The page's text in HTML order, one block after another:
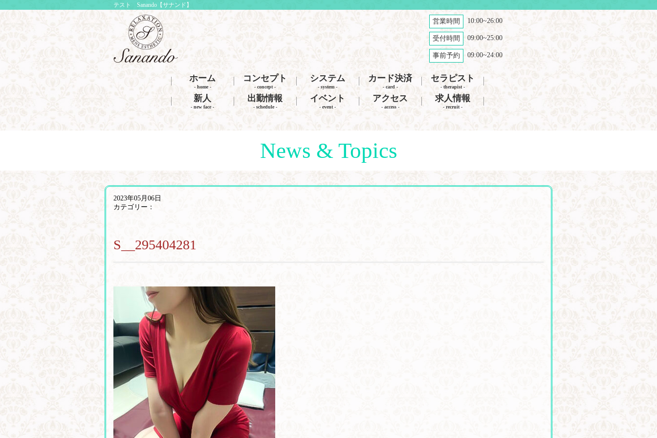
テスト Sanando【サナンド】
営業時間 10:00~26:00
受付時間 09:00~25:00
事前予約 09:00~24:00
ホーム
- home -
コンセプト
- concept -
システム
- system -
カード決済
- card -
セラピスト
- therapist -
新人
- new face -
出勤情報
- schedule -
イベント
- event -
アクセス
- access -
求人情報
- recruit -
News & Topics
2023年05月06日
カテゴリー：
S__295404281